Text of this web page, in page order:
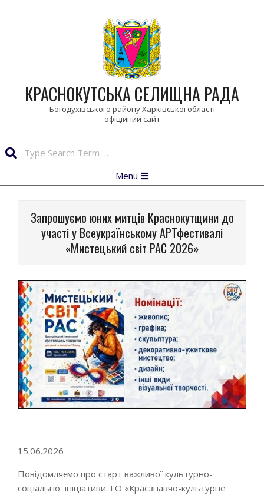
КРАСНОКУТСЬКА СЕЛИЩНА РАДА
Богодухівського району Харківської області
Navigation
Menu
Запрошуємо юних митців Краснокутщини до
участі у Всеукраїнському АРТфестивалі
«Мистецький світ РАС 2026»
15.06.2026
Повідомляємо про старт важливої культурно-
соціальної ініціативи. ГО «Краєзнавчо-культурне